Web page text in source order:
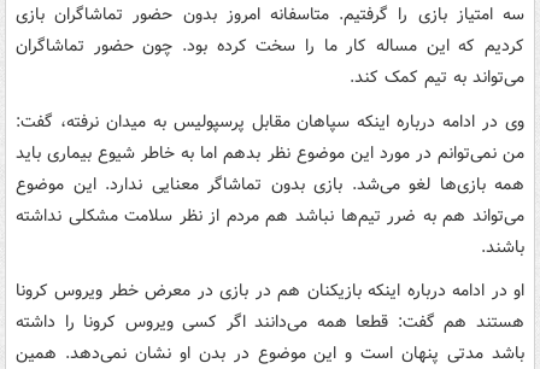
سه امتیاز بازی را گرفتیم. متاسفانه امروز بدون حضور تماشاگران بازی
کردیم که این مساله کار ما را سخت کرده بود. چون حضور تماشاگران
می‌تواند به تیم کمک کند.
وی در ادامه درباره اینکه سپاهان مقابل پرسپولیس به میدان نرفته، گفت:
من نمی‌توانم در مورد این موضوع نظر بدهم اما به خاطر شیوع بیماری باید
همه بازی‌ها لغو می‌شد. بازی بدون تماشاگر معنایی ندارد. این موضوع
می‌تواند هم به ضرر تیم‌ها نباشد هم مردم از نظر سلامت مشکلی نداشته
باشند.
او در ادامه درباره اینکه بازیکنان هم در بازی در معرض خطر ویروس کرونا
هستند هم گفت: قطعا همه می‌دانند اگر کسی ویروس کرونا را داشته
باشد مدتی پنهان است و این موضوع در بدن او نشان نمی‌دهد. همین